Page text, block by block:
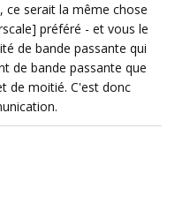
ce serait la même chose
préféré - et vous le
de bande passante qui
de bande passante que
de moitié. C'est donc